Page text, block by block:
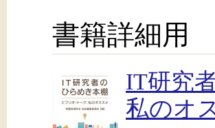
書籍詳細用
IT研究
私のオ